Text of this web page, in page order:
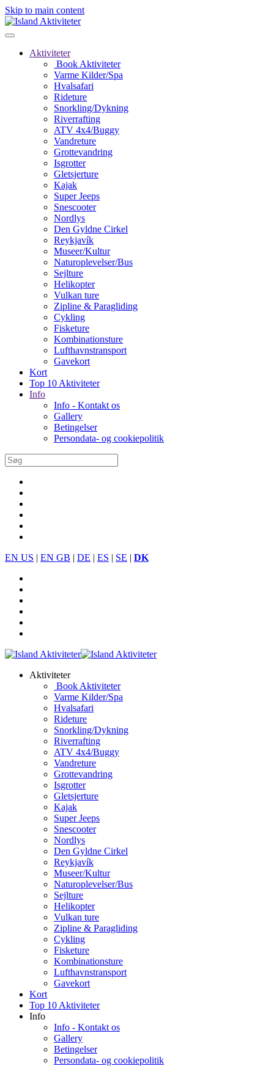
Skip to main content
Aktiviteter
Book Aktiviteter
Varme Kilder/Spa
Hvalsafari
Rideture
Snorkling/Dykning
Riverrafting
ATV 4x4/Buggy
Vandreture
Grottevandring
Isgrotter
Gletsjerture
Kajak
Super Jeeps
Snescooter
Nordlys
Den Gyldne Cirkel
Reykjavík
Museer/Kultur
Naturoplevelser/Bus
Sejlture
Helikopter
Vulkan ture
Zipline & Paragliding
Cykling
Fisketure
Kombinationsture
Lufthavnstransport
Gavekort
Kort
Top 10 Aktiviteter
Info
Info - Kontakt os
Gallery
Betingelser
Persondata- og cookiepolitik
EN US | EN GB | DE | ES | SE | DK
Aktiviteter
Book Aktiviteter
Varme Kilder/Spa
Hvalsafari
Rideture
Snorkling/Dykning
Riverrafting
ATV 4x4/Buggy
Vandreture
Grottevandring
Isgrotter
Gletsjerture
Kajak
Super Jeeps
Snescooter
Nordlys
Den Gyldne Cirkel
Reykjavík
Museer/Kultur
Naturoplevelser/Bus
Sejlture
Helikopter
Vulkan ture
Zipline & Paragliding
Cykling
Fisketure
Kombinationsture
Lufthavnstransport
Gavekort
Kort
Top 10 Aktiviteter
Info
Info - Kontakt os
Gallery
Betingelser
Persondata- og cookiepolitik